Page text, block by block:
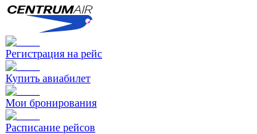
Регистрация на рейс
Купить авиабилет
Мои бронирования
Расписание рейсов